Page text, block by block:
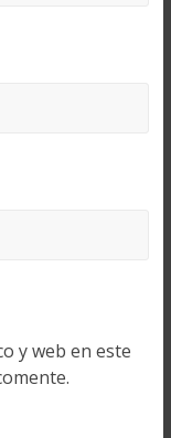
y web en este